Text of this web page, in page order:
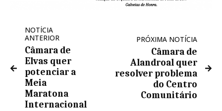
NOTÍCIA
ANTERIOR
Câmara de
Elvas quer
potenciar a
Meia
Maratona
Internacional
PRÓXIMA NOTÍCIA
Câmara de
Alandroal quer
resolver problema
do Centro
Comunitário